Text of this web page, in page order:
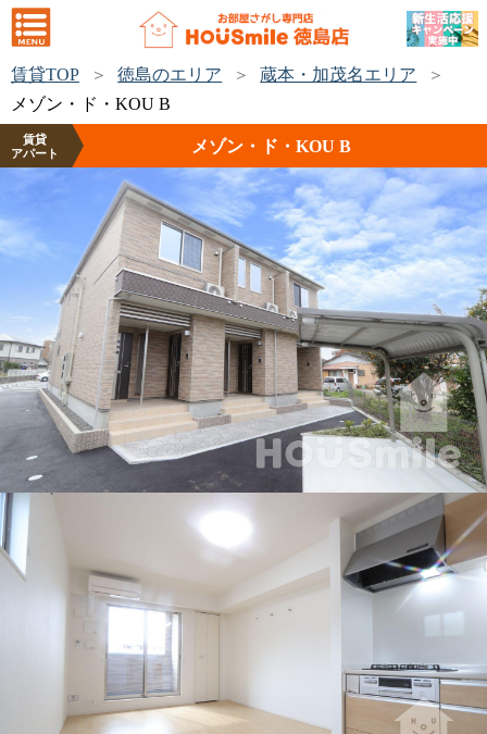
賃貸TOP 徳島のエリア
蔵本・加茂名エリア
メゾン・ド・KOU B
賃貸
アパート
メゾン・ド・KOU B